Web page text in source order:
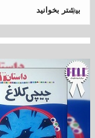
بیشتر بخوانید